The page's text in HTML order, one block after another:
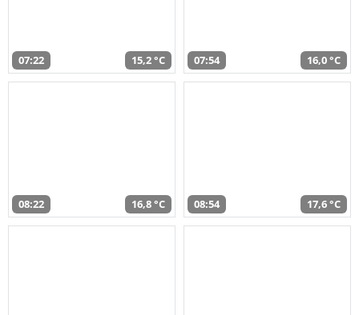
07:22 15,2 °C 07:54 16,0 °C
08:22 16,8 °C 08:54 17,6 °C